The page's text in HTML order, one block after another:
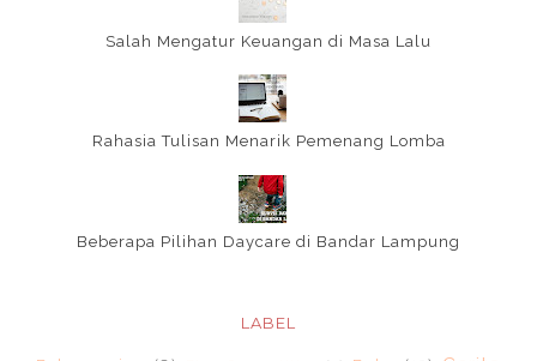
Salah Mengatur Keuangan di Masa Lalu
Rahasia Tulisan Menarik Pemenang Lomba
Beberapa Pilihan Daycare di Bandar Lampung
LABEL